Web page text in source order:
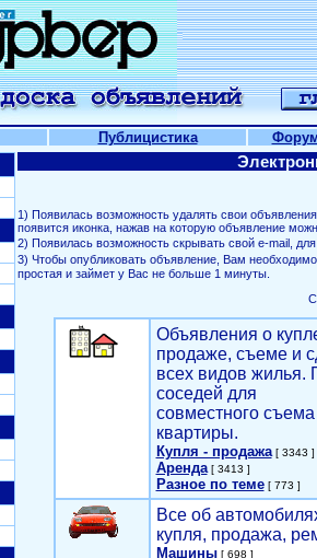
Публицистика
1) Появилась возможность удалять свои
появится иконка, нажав на которую объявление
2) Появилась возможность скрывать свой е-mail,
3) Чтобы опубликовать объявление, Вам
простая и займет у Вас не больше 1 минуты.
Объявления о
продаже, съеме и
всех видов жилья.
соседей для
совместного съема
квартиры.
Купля - продажа[ 3343 ]
Аренда[ 3413 ]
Разное по теме[ 773 ]
Все об
купля, продажа,
Машины[ 698 ]